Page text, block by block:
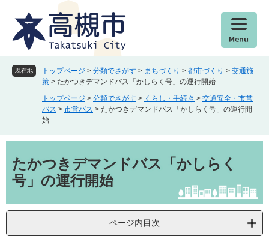
現在地 トップページ > 分類でさがす > まちづくり > 都市づくり > 交通施
策 > たかつきデマンドバス「かしらく号」の運行開始
トップページ > 分類でさがす > くらし・手続き > 交通安全・市営
バス > 市営バス > たかつきデマンドバス「かしらく号」の運行開
始
文たかつきデマンドバス「かしらく
号」の運行開始
ページ内目次